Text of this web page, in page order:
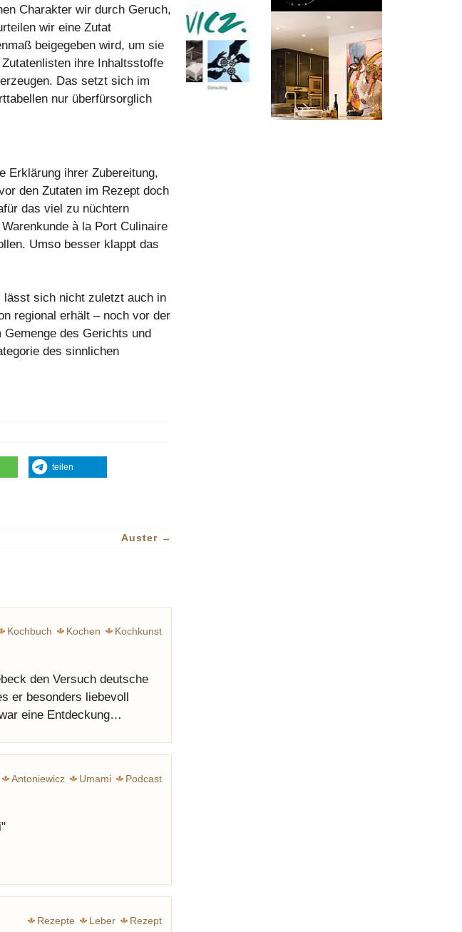
Charakter wir durch Geruch,
wir eine Zutat
beigegeben wird, um sie
ihre Inhaltsstoffe
Das setzt sich im
nur überfürsorglich
Erklärung ihrer Zubereitung,
den Zutaten im Rezept doch
das viel zu nüchtern
à la Port Culinaire
Umso besser klappt das
lässt sich nicht zuletzt auch in
regional erhält – noch vor der
des Gerichts und
des sinnlichen
teilen
Auster →
Kochbuch Kochen Kochkunst
den Versuch deutsche
er besonders liebevoll
eine Entdeckung…
Antoniewicz Umami Podcast
Rezepte Leber Rezept